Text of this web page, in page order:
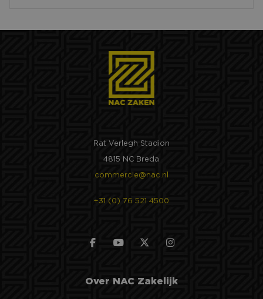
Rat Verlegh Stadion
4815 NC Breda
commercie@nac.nl
+31 (0) 76 521 4500
Over NAC Zakelijk